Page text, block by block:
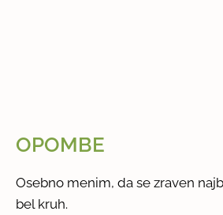
OPOMBE
Osebno menim, da se zraven
bel kruh.